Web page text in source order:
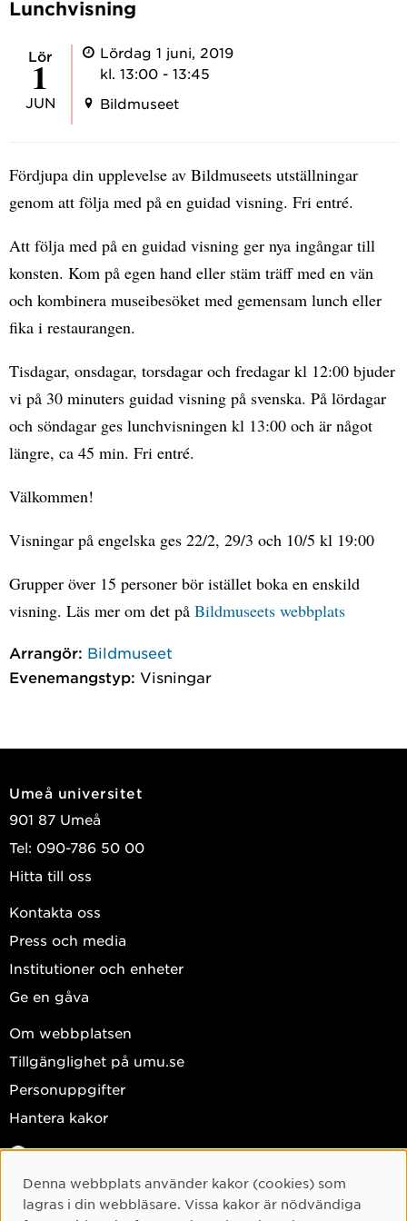
Lunchvisning
lör
1
JUN
Lördag 1 juni, 2019
kl. 13:00 - 13:45
Bildmuseet
Fördjupa din upplevelse av Bildmuseets utställningar
genom att följa med på en guidad visning. Fri entré.
Att följa med på en guidad visning ger nya ingångar till
konsten. Kom på egen hand eller stäm träff med en vän
och kombinera museibesöket med gemensam lunch eller
fika i restaurangen.
Tisdagar, onsdagar, torsdagar och fredagar kl 12:00 bjuder
vi på 30 minuters guidad visning på svenska. På lördagar
och söndagar ges lunchvisningen kl 13:00 och är något
längre, ca 45 min. Fri entré.
Välkommen!
Visningar på engelska ges 22/2, 29/3 och 10/5 kl 19:00
Grupper över 15 personer bör istället boka en enskild
visning. Läs mer om det på Bildmuseets webbplats
Arrangör: Bildmuseet
Evenemangstyp: Visningar
Umeå universitet
901 87 Umeå
Tel: 090-786 50 00
Hitta till oss
Kontakta oss
Press och media
Institutioner och enheter
Ge en gåva
Om webbplatsen
Tillgänglighet på umu.se
Personuppgifter
Hantera kakor
Facebook
Instagram
TikTok
Cookie-samtycke
Denna webbplats använder kakor (cookies) som
lagras i din webbläsare. Vissa kakor är nödvändiga